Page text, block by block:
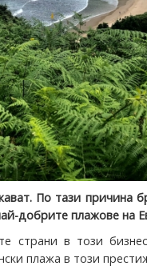
По тази причина
добрите плажове на
страни в този
плажа в този